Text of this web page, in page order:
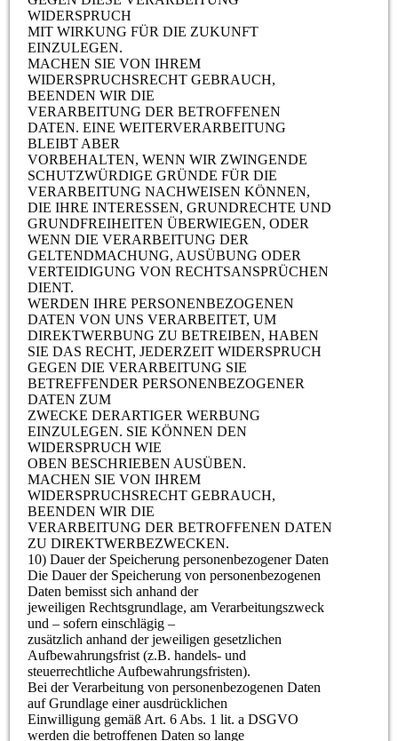
WIDERSPRUCH
MIT WIRKUNG FÜR DIE ZUKUNFT
EINZULEGEN.
MACHEN SIE VON IHREM
WIDERSPRUCHSRECHT GEBRAUCH,
BEENDEN WIR DIE
VERARBEITUNG DER BETROFFENEN
DATEN. EINE WEITERVERARBEITUNG
BLEIBT ABER
VORBEHALTEN, WENN WIR ZWINGENDE
SCHUTZWÜRDIGE GRÜNDE FÜR DIE
VERARBEITUNG NACHWEISEN KÖNNEN,
DIE IHRE INTERESSEN, GRUNDRECHTE UND
GRUNDFREIHEITEN ÜBERWIEGEN, ODER
WENN DIE VERARBEITUNG DER
GELTENDMACHUNG, AUSÜBUNG ODER
VERTEIDIGUNG VON RECHTSANSPRÜCHEN
DIENT.
WERDEN IHRE PERSONENBEZOGENEN
DATEN VON UNS VERARBEITET, UM
DIREKTWERBUNG ZU BETREIBEN, HABEN
SIE DAS RECHT, JEDERZEIT WIDERSPRUCH
GEGEN DIE VERARBEITUNG SIE
BETREFFENDER PERSONENBEZOGENER
DATEN ZUM
ZWECKE DERARTIGER WERBUNG
EINZULEGEN. SIE KÖNNEN DEN
WIDERSPRUCH WIE
OBEN BESCHRIEBEN AUSÜBEN.
MACHEN SIE VON IHREM
WIDERSPRUCHSRECHT GEBRAUCH,
BEENDEN WIR DIE
VERARBEITUNG DER BETROFFENEN DATEN
ZU DIREKTWERBEZWECKEN.
10) Dauer der Speicherung personenbezogener Daten
Die Dauer der Speicherung von personenbezogenen
Daten bemisst sich anhand der
jeweiligen Rechtsgrundlage, am Verarbeitungszweck
und – sofern einschlägig –
zusätzlich anhand der jeweiligen gesetzlichen
Aufbewahrungsfrist (z.B. handels- und
steuerrechtliche Aufbewahrungsfristen).
Bei der Verarbeitung von personenbezogenen Daten
auf Grundlage einer ausdrücklichen
Einwilligung gemäß Art. 6 Abs. 1 lit. a DSGVO
werden die betroffenen Daten so lange